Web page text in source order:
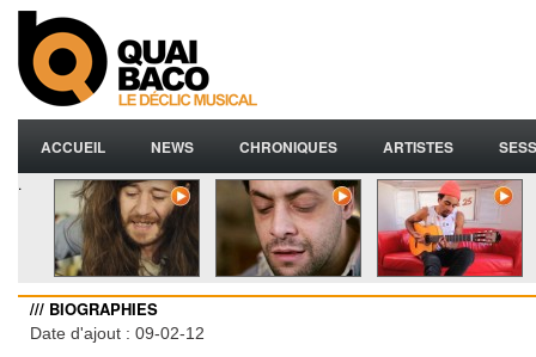
ACCUEIL NEWS CHRONIQUES ARTISTES
.
/// BIOGRAPHIES
Date d'ajout : 09-02-12